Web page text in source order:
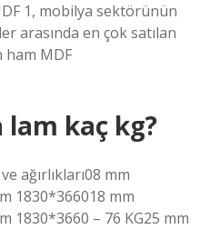
1, mobilya sektörünün
arasında en çok satılan
MDF
kaç kg?
ağırlıkları08 mm
1830*366018 mm
1830*3660 – 76 KG25 mm